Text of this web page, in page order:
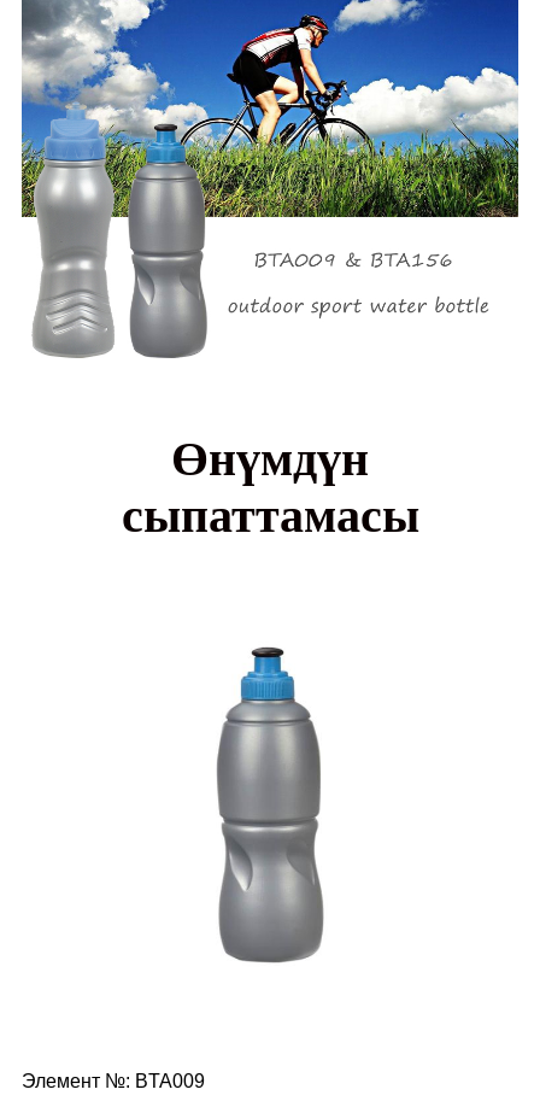
Өнүмдүн
сыпаттамасы
Элемент №: BTA009